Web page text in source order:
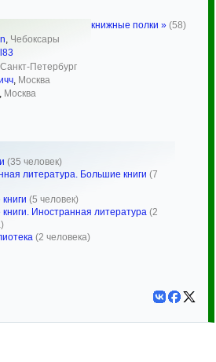
, Чебоксары
Санкт-Петербург
, Москва
, Москва
(35 человек)
литература. Большие книги (7
(5 человек)
Иностранная литература (2
(2 человека)
книжные полки » (58)